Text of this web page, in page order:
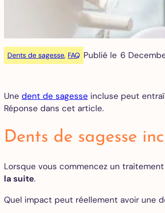
Dents de sagesse, FAQ Publié le 6
Une dent de sagesse incluse peut
Réponse dans cet article.
Dents de sagesse
Lorsque vous commencez un
la suite.
Quel impact peut réellement avoir une